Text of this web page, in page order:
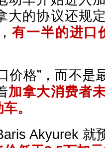
大的协议还规
有一半的进口
价格”，而不是
加拿大消费者
。
Akyurek 就